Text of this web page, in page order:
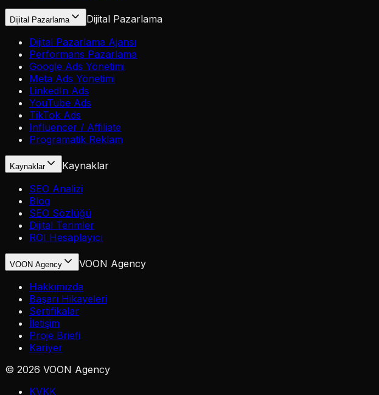
Dijital Pazarlama
Dijital Pazarlama
Dijital Pazarlama Ajansı
Performans Pazarlama
Google Ads Yönetimi
Meta Ads Yönetimi
LinkedIn Ads
YouTube Ads
TikTok Ads
Influencer / Affiliate
Programatik Reklam
Kaynaklar
Kaynaklar
SEO Analizi
Blog
SEO Sözlüğü
Dijital Terimler
ROI Hesaplayıcı
VOON Agency
VOON Agency
Hakkımızda
Başarı Hikayeleri
Sertifikalar
İletişim
Proje Briefi
Kariyer
© 2026 VOON Agency
KVKK